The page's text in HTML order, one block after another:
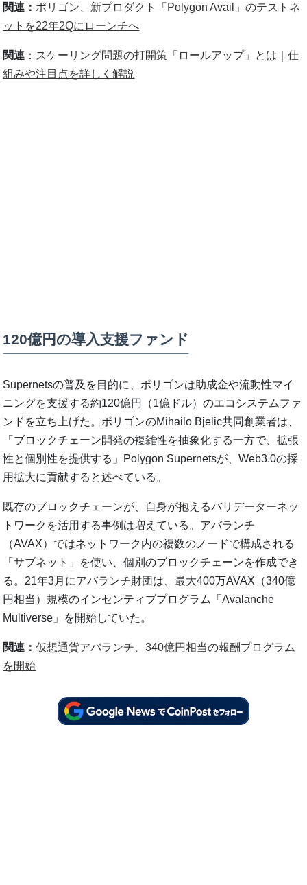
関連： ポリゴン、新プロダクト「Polygon Avail」のテストネ
ットを22年2Qにローンチへ
関連 ： スケーリング問題の打開策「ロールアップ」とは｜仕
組みや注目点を詳しく解説
120億円の導入支援ファンド
Supernetsの普及を目的に、ポリゴンは助成金や流動性マイ
ニングを支援する約120億円（1億ドル）のエコシステムファ
ンドを立ち上げた。ポリゴンのMihailo Bjelic共同創業者は、
「ブロックチェーン開発の複雑性を抽象化する一方で、拡張
性と個別性を提供する」Polygon Supernetsが、Web3.0の採
用拡大に貢献すると述べている。
既存のブロックチェーンが、自身が抱えるバリデーターネッ
トワークを活用する事例は増えている。アバランチ
（AVAX）ではネットワーク内の複数のノードで構成される
「サブネット」を使い、個別のブロックチェーンを作成でき
る。21年3月にアバランチ財団は、最大400万AVAX（340億
円相当）規模のインセンティブプログラム「Avalanche
Multiverse」を開始していた。
関連：仮想通貨アバランチ、340億円相当の報酬プログラム
を開始